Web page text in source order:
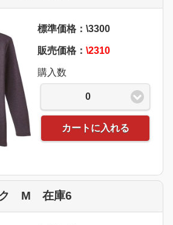
標準価格：\3300
販売価格： \2310
購入数
0
カートに入れる
ク M 在庫6